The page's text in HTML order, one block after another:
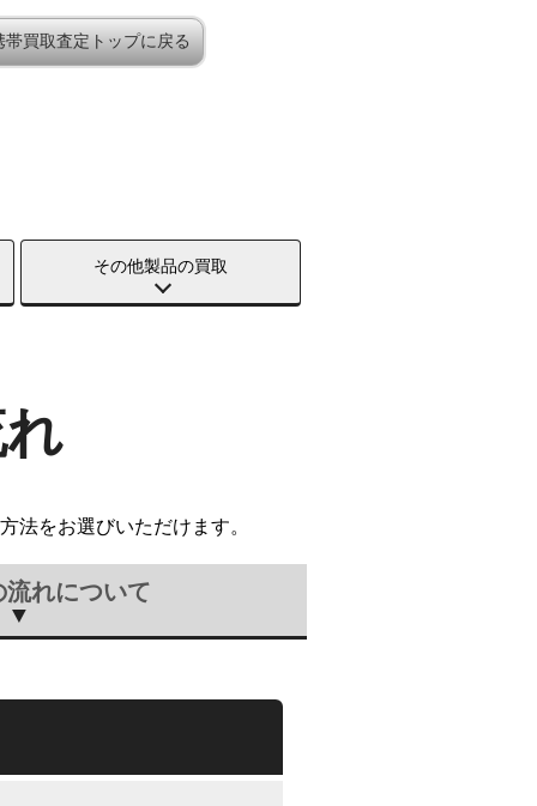
帯買取査定トップに戻る
その他製品の買取
法をお選びいただけます。
れについて